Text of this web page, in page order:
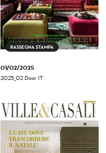
RASSEGNA STAMPA
01/02/2025
2025_02 Door IT